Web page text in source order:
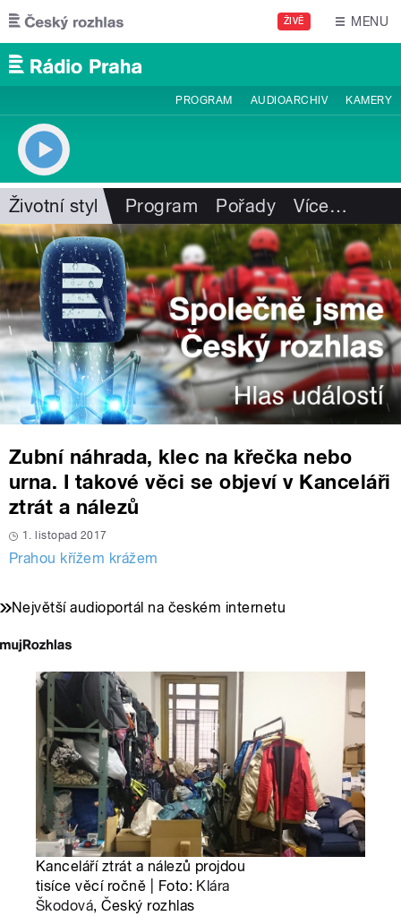
Přejít k hlavnímu obsahu
ŽIVĚ MENU
PROGRAM AUDIOARCHIV KAMERY
Životní styl Program Pořady Více…
Zubní náhrada, klec na křečka nebo
urna. I takové věci se objeví v Kanceláři
ztrát a nálezů
1. listopad 2017
Prahou křížem krážem
Největší audioportál na českém internetu
Kanceláří ztrát a nálezů projdou
tisíce věcí ročně | Foto: Klára
Škodová, Český rozhlas